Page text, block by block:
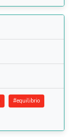
#equilibrio